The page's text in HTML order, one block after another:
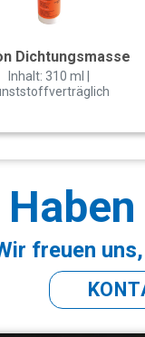
Dichtungsmasse
Inhalt: 310 ml |
freuen